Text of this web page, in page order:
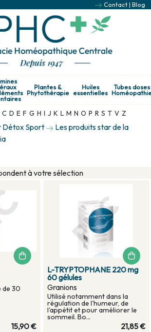
Contact| Blog
Plantes &
Phytothérapie
Huiles
essentielles
Tubes doses
C D E F G H I J K L M N O P R S T V Z
Détox Sport
Les produits star de la
à votre sélection
de 30
15,90 €
L-TRYPTOPHANE 220 mg
60 gélules
Granions
Utilisé notamment dans la
régulation de l'humeur, de
l'appétit et pour améliorer le
sommeil. Bo...
21,85 €